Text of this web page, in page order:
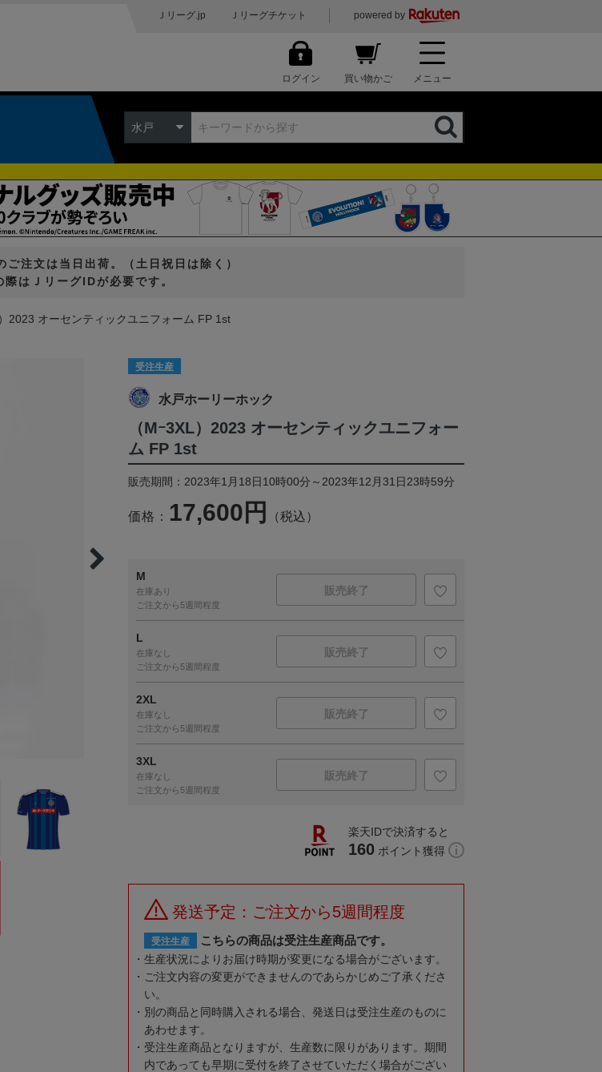
Ｊリーグ.jp Ｊリーグチケット powered by
ログイン 買い物かご メニュー
水戸
ご注文は当日出荷。（土日祝日は除く）
際はＪリーグIDが必要です。
）2023 オーセンティックユニフォーム FP 1st
受注生産
水戸ホーリーホック
（Mｰ3XL）2023 オーセンティックユニフォー
ム FP 1st
販売期間：2023年1月18日10時00分～2023年12月31日23時59分
価格： 17,600円 （税込）
M
在庫あり
ご注文から5週間程度
販売終了
L
在庫なし
ご注文から5週間程度
販売終了
2XL
在庫なし
ご注文から5週間程度
販売終了
3XL
在庫なし
ご注文から5週間程度
販売終了
楽天IDで決済すると
160 ポイント獲得
発送予定：ご注文から5週間程度
受注生産 こちらの商品は受注生産商品です。
生産状況によりお届け時期が変更になる場合がございます。
ご注文内容の変更ができませんのであらかじめご了承くださ
い。
別の商品と同時購入される場合、発送日は受注生産のものに
あわせます。
受注生産商品となりますが、生産数に限りがあります。期間
内であっても早期に受付を終了させていただく場合がござい